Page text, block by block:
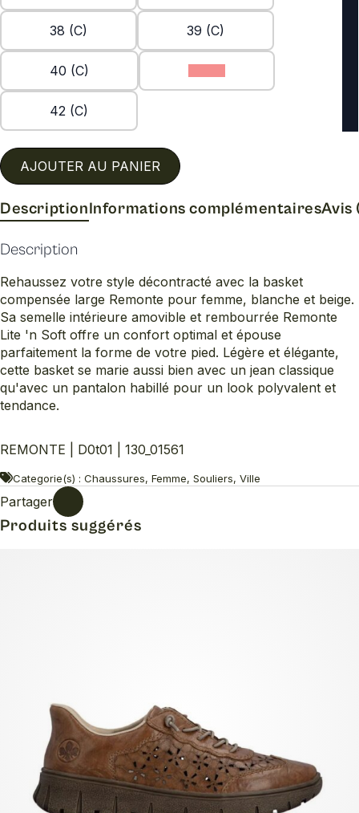
38 (C) 39 (C)
40 (C)
42 (C)
AJOUTER AU PANIER
DescriptionInformations complémentairesAvis
Description
Rehaussez votre style décontracté avec la basket
compensée large Remonte pour femme, blanche et beige.
Sa semelle intérieure amovible et rembourrée Remonte
Lite 'n Soft offre un confort optimal et épouse
parfaitement la forme de votre pied. Légère et élégante,
cette basket se marie aussi bien avec un jean classique
qu'avec un pantalon habillé pour un look polyvalent et
tendance.
REMONTE | D0t01 | 130_01561
Categorie(s) : Chaussures, Femme, Souliers, Ville
Partager
Produits suggérés